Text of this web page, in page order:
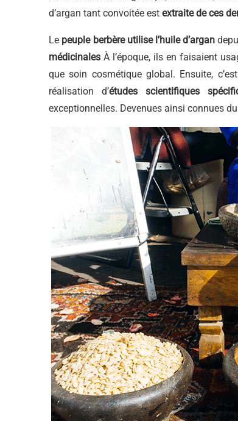
d’argan tant convoitée estextraite de ces
Le peuple berbère utilise l’huile d’argan
médicinales À l’époque, ils en faisaient
que soin cosmétique global. Ensuite, c’est
réalisation d’études scientifiques
exceptionnelles. Devenues ainsi connues